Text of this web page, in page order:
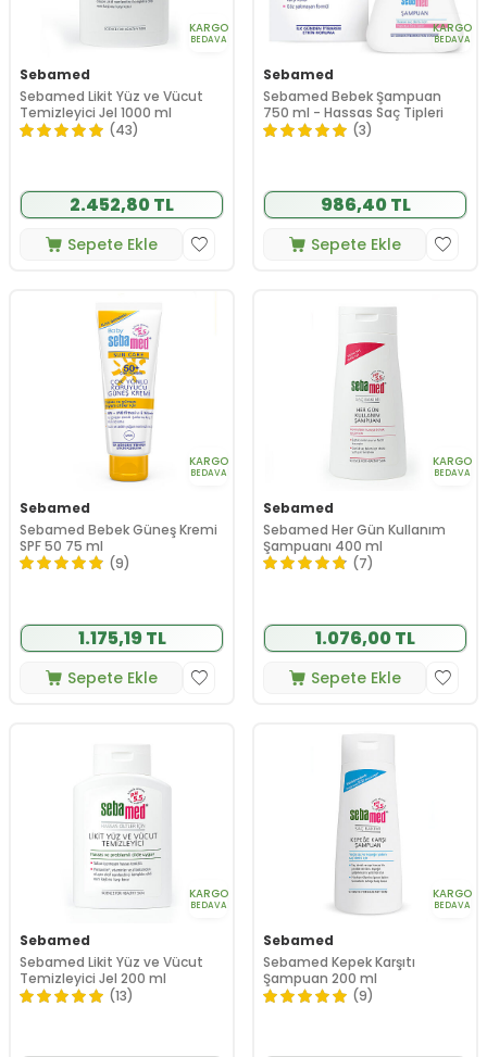
KARGO
BEDAVA
Sebamed
Sebamed Likit Yüz ve Vücut
Temizleyici Jel 1000 ml
(43)
2.452,80 TL
Sepete Ekle
KARGO
BEDAVA
Sebamed
Sebamed Bebek Şampuan
750 ml - Hassas Saç Tipleri
(3)
986,40 TL
Sepete Ekle
KARGO
BEDAVA
Sebamed
Sebamed Bebek Güneş Kremi
SPF 50 75 ml
(9)
1.175,19 TL
Sepete Ekle
KARGO
BEDAVA
Sebamed
Sebamed Her Gün Kullanım
Şampuanı 400 ml
(7)
1.076,00 TL
Sepete Ekle
KARGO
BEDAVA
Sebamed
Sebamed Likit Yüz ve Vücut
Temizleyici Jel 200 ml
(13)
KARGO
BEDAVA
Sebamed
Sebamed Kepek Karşıtı
Şampuan 200 ml
(9)